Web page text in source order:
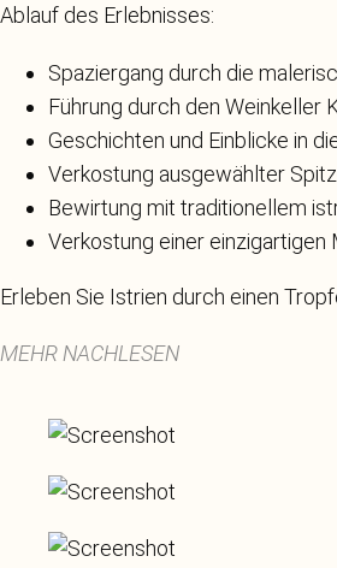
Ablauf des Erlebnisses:
Spaziergang durch die
Führung durch den Weinkeller
Geschichten und Einblicke in
Verkostung ausgewählter
Bewirtung mit traditionellem
Verkostung einer einzigartigen
Erleben Sie Istrien durch einen
MEHR NACHLESEN